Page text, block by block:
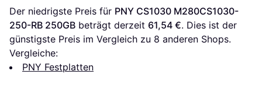
Der niedrigste Preis für PNY CS1030 M280CS1030-
250-RB 250GB beträgt derzeit 61,54 €. Dies ist der
günstigste Preis im Vergleich zu 8 anderen Shops.
Vergleiche:
PNY Festplatten